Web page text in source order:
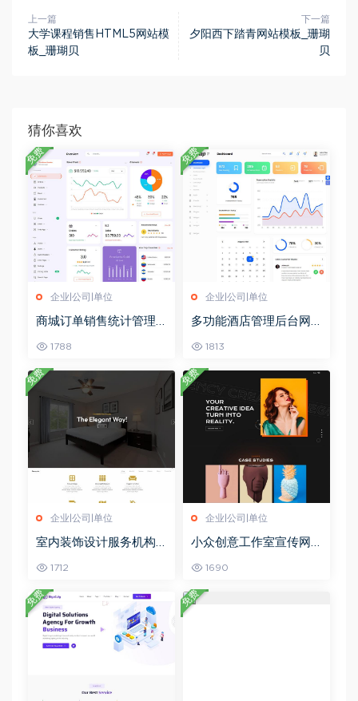
上一篇
大学课程销售HTML5网站模
板_珊瑚贝
下一篇
夕阳西下踏青网站模板_珊瑚
贝
猜你喜欢
企业|公司|单位
商城订单销售统计管理
1788
免费
企业|公司|单位
多功能酒店管理后台网
1813
免费
企业|公司|单位
室内装饰设计服务机构
1712
免费
企业|公司|单位
小众创意工作室宣传网
1690
免费
免费 免费